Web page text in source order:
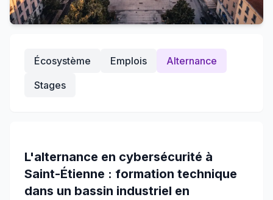
Écosystème Emplois
Alternance
Stages
L'alternance en cybersécurité à
Saint-Étienne : formation technique
dans un bassin industriel en